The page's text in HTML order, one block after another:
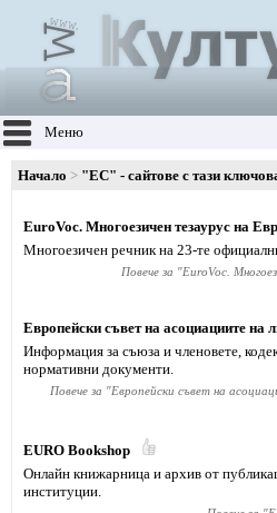
Меню
Начало "ЕС" - сайтове с тази
EuroVoc. Многоезичен тезаурус на
Многоезичен речник на 23-те
Повече за "EuroVoc.
Европейски съвет на асоциациите на
Информация за съюза и членовете,
нормативни документи.
Повече за "Европейски съвет на
EURO Bookshop
Онлайн книжарница и архив от
институции.